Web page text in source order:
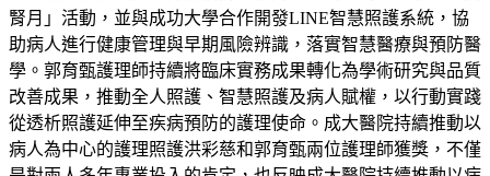
腎月」活動，並與成功大學合作開發LINE智慧照護系統，協
助病人進行健康管理與早期風險辨識，落實智慧醫療與預防醫
學。郭育甄護理師持續將臨床實務成果轉化為學術研究與品質
改善成果，推動全人照護、智慧照護及病人賦權，以行動實踐
從透析照護延伸至疾病預防的護理使命。成大醫院持續推動以
病人為中心的護理照護洪彩慈和郭育甄兩位護理師獲獎，不僅